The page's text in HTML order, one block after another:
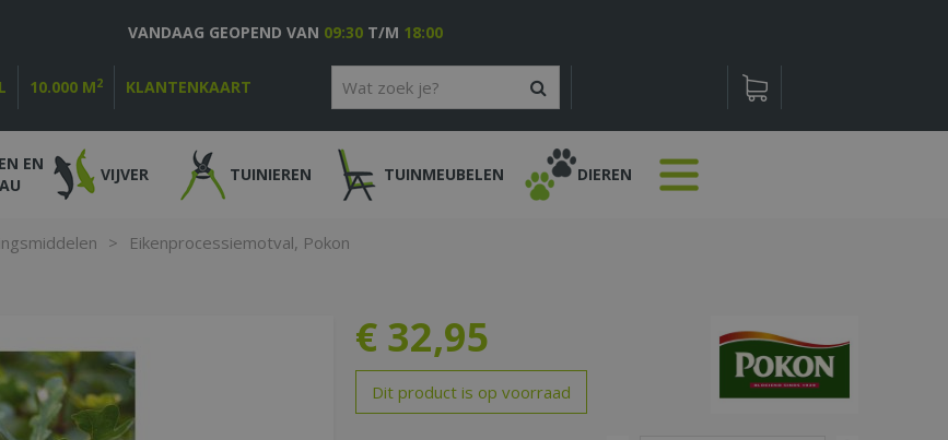
> Eikenprocessiemotval, Pokon
10.000 M2 KLANTENKAART
VANDAAG GEOPEND VAN 09:30 T/M 18:00
EN
VIJVER TUINIEREN TUINMEUBELEN DIEREN
€ 32,95
Dit product is op voorraad